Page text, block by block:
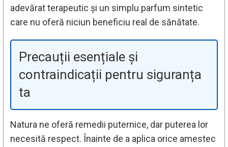
adevărat terapeutic și un simplu parfum sintetic
care nu oferă niciun beneficiu real de sănătate.
Precauții esențiale și
contraindicații pentru siguranța
ta
Natura ne oferă remedii puternice, dar puterea lor
necesită respect. Înainte de a aplica orice amestec